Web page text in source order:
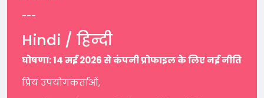
---
Hindi / हिन्दी
घोषणा: 14 मई 2026 से कंपनी प्रोफाइल के लिए नई नीति
प्रिय उपयोगकर्ताओं,